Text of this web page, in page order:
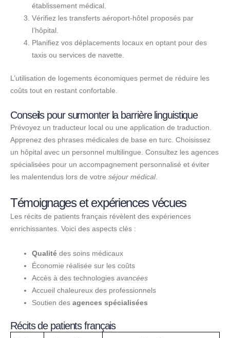
établissement médical.
Vérifiez les transferts aéroport-hôtel proposés par
l’hôpital.
Planifiez vos déplacements locaux en optant pour des
taxis ou services de navette.
L’utilisation de logements économiques permet de réduire les
coûts tout en restant confortable.
Conseils pour surmonter la barrière linguistique
Prévoyez un traducteur local ou une application de traduction.
Apprenez des phrases médicales de base en turc. Choisissez
un hôpital avec un personnel multilingue. Consultez les agences
spécialisées pour un accompagnement personnalisé et éviter
les malentendus lors de votre séjour médical.
Témoignages et expériences vécues
Les récits de patients français révèlent des expériences
enrichissantes. Voici des aspects clés :
Qualité des soins médicaux
Économie réalisée sur les coûts
Accès à des technologies avancées
Accueil chaleureux des professionnels
Soutien des agences spécialisées
Récits de patients français